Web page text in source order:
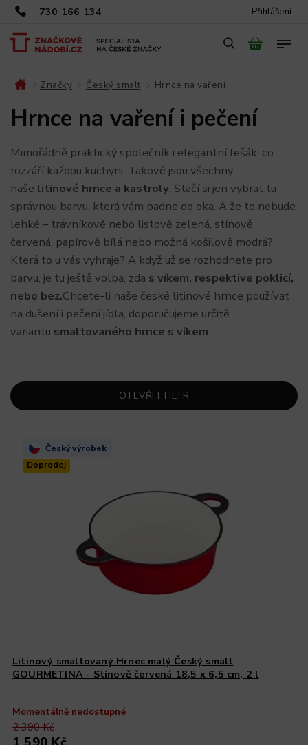
730 166 134 Přihlášení
Značky Český smalt Hrnce na vaření
Hrnce na vaření i pečení
Mimořádně praktický společník i elegantní fešák, co
rozzáří každou kuchyni. Takové jsou všechny
naše litinové hrnce a kastroly. Stačí si jen vybrat tu
správnou barvu, která vám padne do oka. A že to nebude
lehké – trávníkově nebo listově zelená, stínově
červená, papírově bílá nebo možná košilově modrá?
Která to u vás vyhraje? A když už se rozhodnete pro
barvu, je tu ještě volba, zda s víkem, respektive poklicí,
nebo bez.Chcete-li naše české litinové hrnce používat
na dušení i pečení jídla, doporučujeme určitě
variantu smaltovaného hrnce s víkem.
OTEVŘÍT FILTR
Český výrobek
Doprodej
Litinový smaltovaný Hrnec malý Český smalt
GOURMETINA - Stínově červená 18,5 x 6,5 cm, 2 l
Momentálně nedostupné
2 390 Kč